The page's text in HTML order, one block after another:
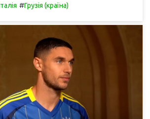
#Грузія (країна)